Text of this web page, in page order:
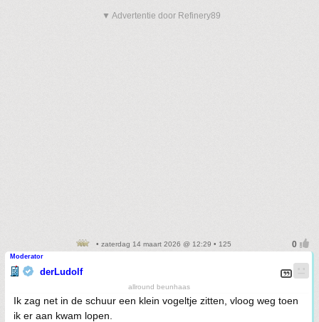
▼ Advertentie door Refinery89
• zaterdag 14 maart 2026 @ 12:29 • 125
Moderator
derLudolf
allround beunhaas
Ik zag net in de schuur een klein vogeltje zitten, vloog weg toen
ik er aan kwam lopen.